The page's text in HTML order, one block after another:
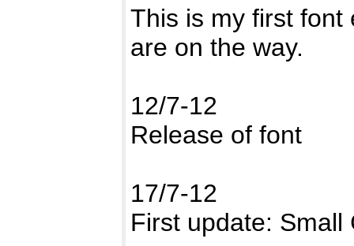
This is my first font
are on the way.
12/7-12
Release of font
17/7-12
First update: Small